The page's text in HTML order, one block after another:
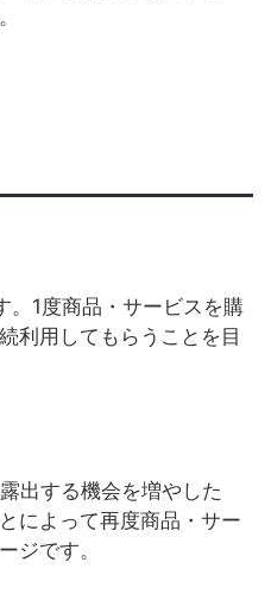
。1度商品・サービスを購
利用してもらうことを目
出する機会を増やした
によって再度商品・サー
ジです。